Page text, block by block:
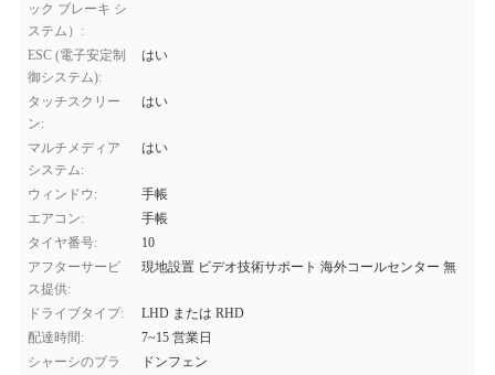
ック ブレーキ シ
ステム）:
ESC (電子安定制
御システム):
はい
タッチスクリー
ン:
はい
マルチメディア
システム:
はい
ウィンドウ:
手帳
エアコン:
手帳
タイヤ番号:
10
アフターサービ
ス提供:
現地設置 ビデオ技術サポート 海外コールセンター 無
ドライブタイプ:
LHD または RHD
配達時間:
7~15 営業日
シャーシのブラ
ドンフェン